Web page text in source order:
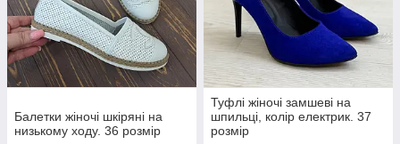
Балетки жіночі шкіряні на
низькому ходу. 36 розмір
Туфлі жіночі замшеві на
шпильці, колір електрик. 37
розмір